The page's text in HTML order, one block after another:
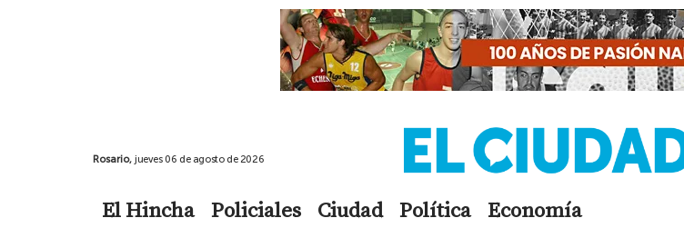
Rosario, jueves 06 de agosto de 2026
El Hincha Policiales Ciudad Política Economía